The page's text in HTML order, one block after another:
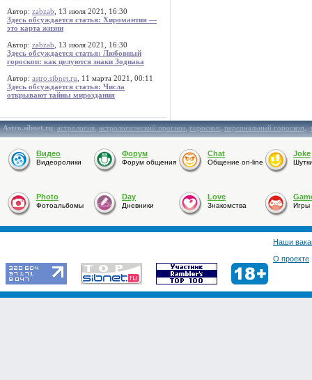
Автор: zabzab , 13 июля 2021, 16:30
Здесь обсуждается статья: Хиромантия —
это карта жизни
Автор: zabzab , 13 июля 2021, 16:30
Здесь обсуждается статья: Любовный
гороскоп: как целуются знаки Зодиака
Автор: astro.sibnet.ru , 11 марта 2021, 00:11
Здесь обсуждается статья: Числа
открывают тайны мироздания
Astro.sibnet.ru:астрология,астрологический прогноз,гороскоп,персональный гороскоп,
Видео
Видеоролики
Форум
Форум общения
Chat
Общение on-line
Joke
Photo
Фотоальбомы
Day
Дневники
Love
Знакомства Игры
Наши
О проекте